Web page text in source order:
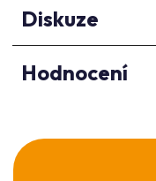
Diskuze
Hodnocení
Z
á